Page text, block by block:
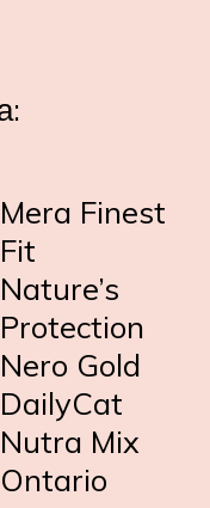
Mera Finest
Fit
Nature’s
Protection
Nero Gold
DailyCat
Nutra Mix
Ontario